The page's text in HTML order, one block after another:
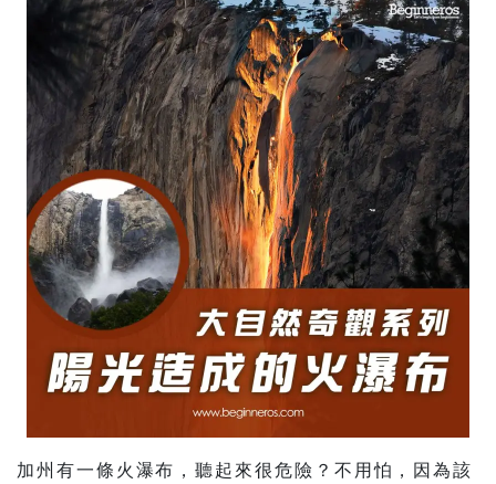
加州有一條火瀑布，聽起來很危險？不用怕，因為該